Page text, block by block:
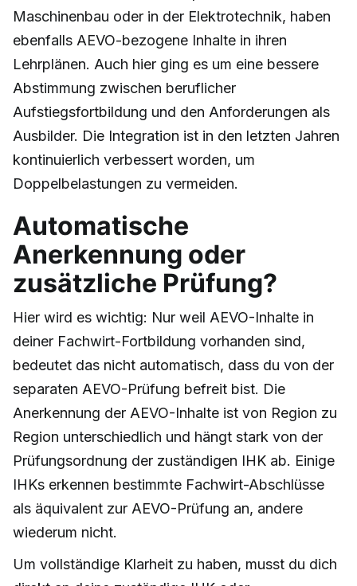
Maschinenbau oder in der Elektrotechnik, haben
ebenfalls AEVO-bezogene Inhalte in ihren
Lehrplänen. Auch hier ging es um eine bessere
Abstimmung zwischen beruflicher
Aufstiegsfortbildung und den Anforderungen als
Ausbilder. Die Integration ist in den letzten Jahren
kontinuierlich verbessert worden, um
Doppelbelastungen zu vermeiden.
Automatische
Anerkennung oder
zusätzliche Prüfung?
Hier wird es wichtig: Nur weil AEVO-Inhalte in
deiner Fachwirt-Fortbildung vorhanden sind,
bedeutet das nicht automatisch, dass du von der
separaten AEVO-Prüfung befreit bist. Die
Anerkennung der AEVO-Inhalte ist von Region zu
Region unterschiedlich und hängt stark von der
Prüfungsordnung der zuständigen IHK ab. Einige
IHKs erkennen bestimmte Fachwirt-Abschlüsse
als äquivalent zur AEVO-Prüfung an, andere
wiederum nicht.
Um vollständige Klarheit zu haben, musst du dich